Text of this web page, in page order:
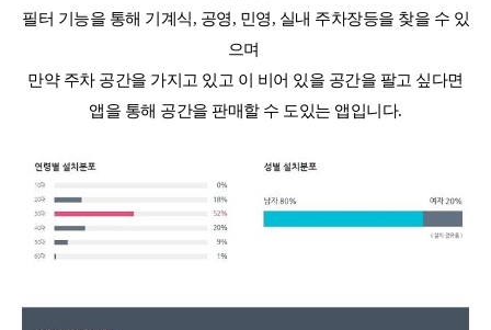
필터 기능을 통해 기계식, 공영, 민영, 실내 주차장등을 찾을 수 있
으며
만약 주차 공간을 가지고 있고 이 비어 있을 공간을 팔고 싶다면
앱을 통해 공간을 판매할 수 도있는 앱입니다.